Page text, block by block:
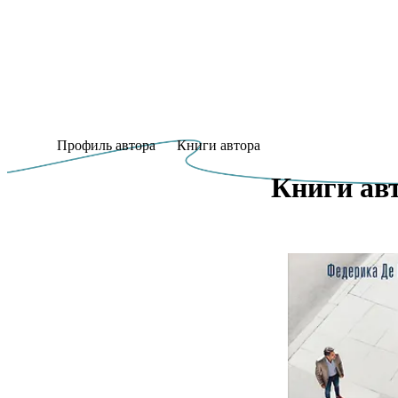
Профиль автора Книги автора
Книги